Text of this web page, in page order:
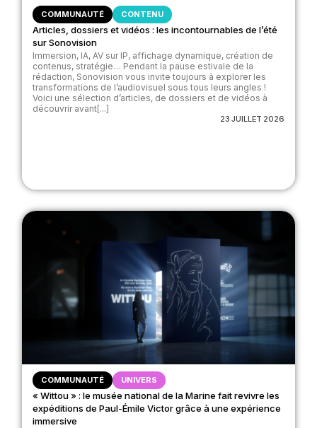
COMMUNAUTÉ CONTENU
Articles, dossiers et vidéos : les incontournables de l’été
sur Sonovision
Immersion, IA, AV sur IP, affichage dynamique, création de
contenus, stratégie… Pendant la pause estivale de la
rédaction, Sonovision vous invite toujours à explorer les
transformations de l’audiovisuel sous tous leurs angles !
Voici une sélection d’articles, de dossiers et de vidéos à
découvrir avant[...]
23 JUILLET 2026
COMMUNAUTÉ UNIVERS
« Wittou » : le musée national de la Marine fait revivre les
expéditions de Paul-Émile Victor grâce à une expérience
immersive